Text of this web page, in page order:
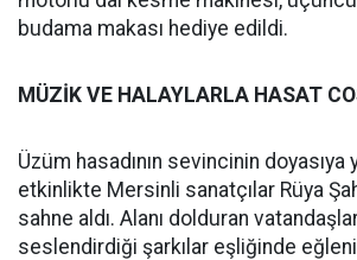
budama makası hediye edildi.
MÜZİK VE HALAYLARLA HASAT
Üzüm hasadının sevincinin doyasıya
etkinlikte Mersinli sanatçılar Rüya
sahne aldı. Alanı dolduran
seslendirdiği şarkılar eşliğinde